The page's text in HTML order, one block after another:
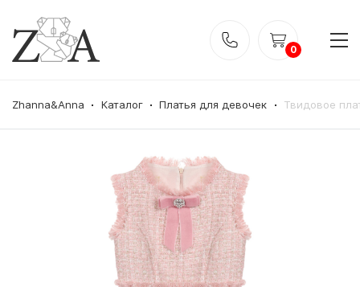
0
Zhanna&Anna Каталог Платья для девочек Твидовое